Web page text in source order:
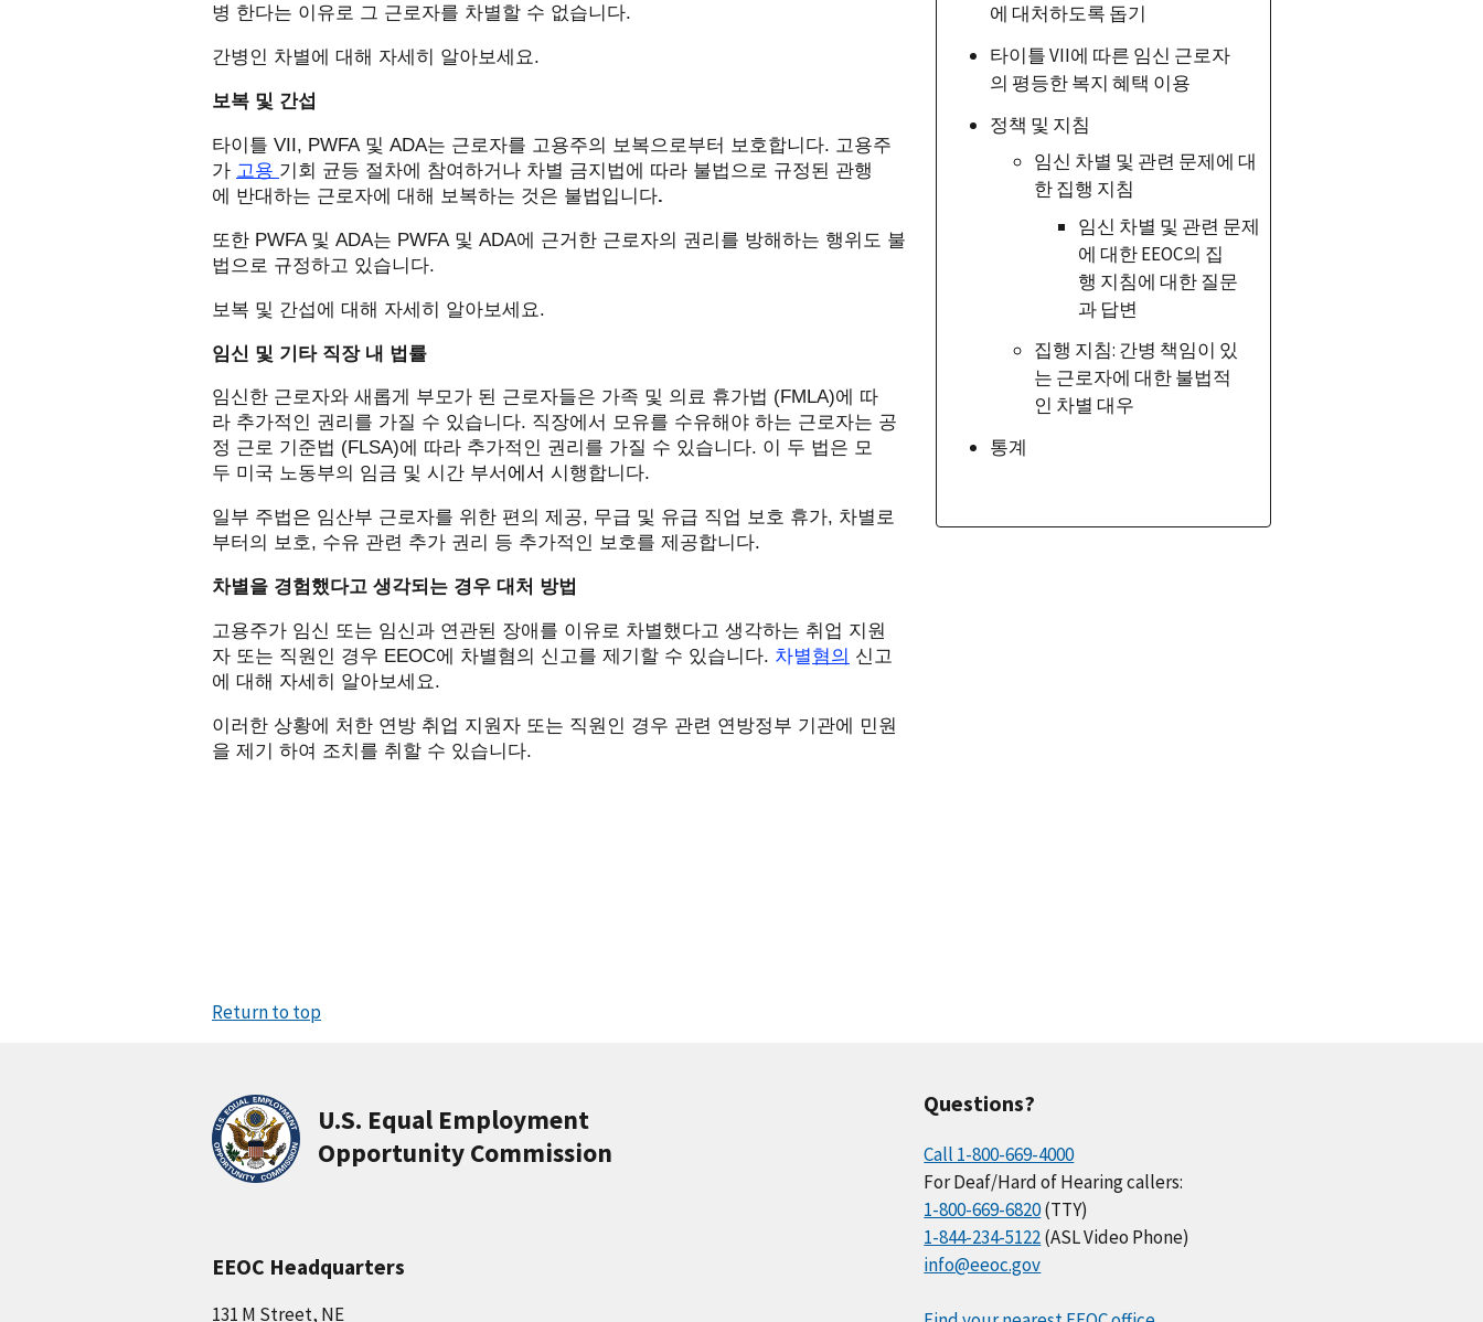
병 한다는 이유로 그 근로자를 차별할 수 없습니다.
간병인 차별에 대해 자세히 알아보세요.
보복 및 간섭
타이틀 VII, PWFA 및 ADA는 근로자를 고용주의 보복으로부터 보호합니다. 고용주
가 고용 기회 균등 절차에 참여하거나 차별 금지법에 따라 불법으로 규정된 관행
에 반대하는 근로자에 대해 보복하는 것은 불법입니다.
또한 PWFA 및 ADA는 PWFA 및 ADA에 근거한 근로자의 권리를 방해하는 행위도 불
법으로 규정하고 있습니다.
보복 및 간섭에 대해 자세히 알아보세요.
임신 및 기타 직장 내 법률
임신한 근로자와 새롭게 부모가 된 근로자들은 가족 및 의료 휴가법 (FMLA)에 따
라 추가적인 권리를 가질 수 있습니다. 직장에서 모유를 수유해야 하는 근로자는 공
정 근로 기준법 (FLSA)에 따라 추가적인 권리를 가질 수 있습니다. 이 두 법은 모
두 미국 노동부의 임금 및 시간 부서 에서 시행합니다.
일부 주법은 임산부 근로자를 위한 편의 제공, 무급 및 유급 직업 보호 휴가, 차별로
부터의 보호, 수유 관련 추가 권리 등 추가적인 보호를 제공합니다.
차별을 경험했다고 생각되는 경우 대처 방법
고용주가 임신 또는 임신과 연관된 장애를 이유로 차별했다고 생각하는 취업 지원
자 또는 직원인 경우 EEOC에 차별혐의 신고를 제기할 수 있습니다. 차별혐의 신고
에 대해 자세히 알아보세요.
이러한 상황에 처한 연방 취업 지원자 또는 직원인 경우 관련 연방정부 기관에 민원
을 제기
하여 조치를 취할 수 있습니다.
에 대처하도록 돕기
타이틀VII에 따른 임신 근로자
의 평등한 복지 혜택 이용
정책 및 지침
임신 차별 및 관련 문제에 대
한 집행 지침
임신 차별 및 관련 문제
에 대한EEOC의 집
행 지침에 대한 질문
과 답변
집행 지침: 간병 책임이 있
는 근로자에 대한 불법적
인 차별 대우
통계
Return to top
U.S. Equal Employment
Opportunity Commission
EEOC Headquarters
131 M Street, NE
Questions?
Call 1-800-669-4000
For Deaf/Hard of Hearing callers:
1-800-669-6820(TTY)
1-844-234-5122(ASL Video Phone)
info@eeoc.gov